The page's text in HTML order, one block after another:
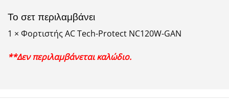
Το σετ περιλαμβάνει
1 × Φορτιστής AC Tech-Protect NC120W-GAN
**Δεν περιλαμβάνεται καλώδιο.